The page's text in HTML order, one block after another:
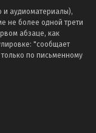
и аудиоматериалы),
не более одной трети
абзаце, как
"сообщает
по письменному